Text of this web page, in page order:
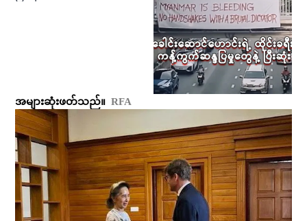
အများဆုံးဖတ်သည်။ RFA